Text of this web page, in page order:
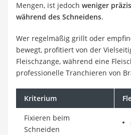
Mengen, ist jedoch weniger
während des Schneidens.
Wer regelmäßig grillt oder
bewegt, profitiert von der
Fleischzange, während eine
professionelle Tranchieren von
Kriterium
Fixieren beim
Schneiden